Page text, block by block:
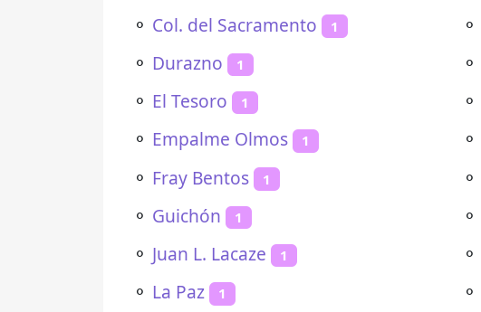
⚬ Col. del Sacramento 1
⚬ Durazno 1
⚬ El Tesoro 1
⚬ Empalme Olmos 1
⚬ Fray Bentos 1
⚬ Guichón 1
⚬ Juan L. Lacaze 1
⚬ La Paz 1
⚬
⚬
⚬
⚬
⚬
⚬
⚬
⚬